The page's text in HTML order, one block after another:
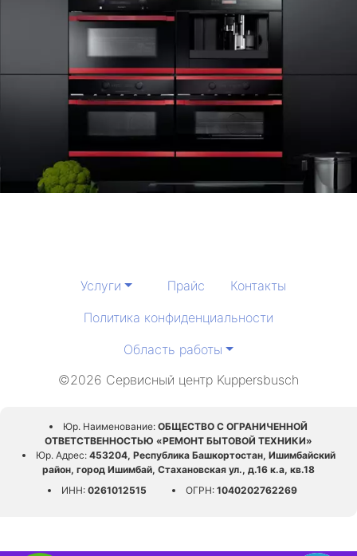
Услуги Прайс
Контакты
Политика конфиденциальности
Область работы
©2026 Сервисный центр Kuppersbusch
Юр. Наименование: ОБЩЕСТВО С ОГРАНИЧЕННОЙ
ОТВЕТСТВЕННОСТЬЮ «РЕМОНТ БЫТОВОЙ ТЕХНИКИ»
Юр. Адрес:453204, Республика Башкортостан, Ишимбайский
район, город Ишимбай, Стахановская ул., д.16 к.а, кв.18
ИНН:0261012515 ОГРН:1040202762269